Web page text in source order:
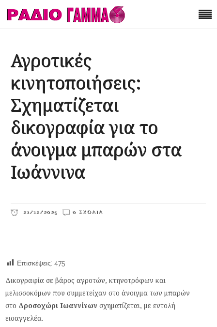
Αγροτικές
κινητοποιήσεις:
Σχηματίζεται
δικογραφία για το
άνοιγμα μπαρών στα
Ιωάννινα
21/12/2025 0 ΣΧΌΛΙΑ
Επισκέψεις: 475
Δικογραφία σε βάρος αγροτών, κτηνοτρόφων και
μελισσοκόμων που συμμετείχαν στο άνοιγμα των μπαρών
στο Δροσοχώρι Ιωαννίνων σχηματίζεται, με εντολή
εισαγγελέα.